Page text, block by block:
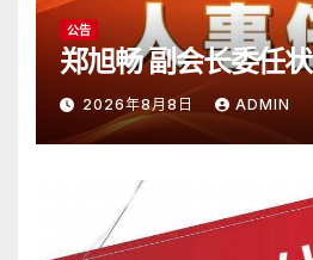
公告
郑旭畅 副会长委任状
2026年8月8日 ADMIN